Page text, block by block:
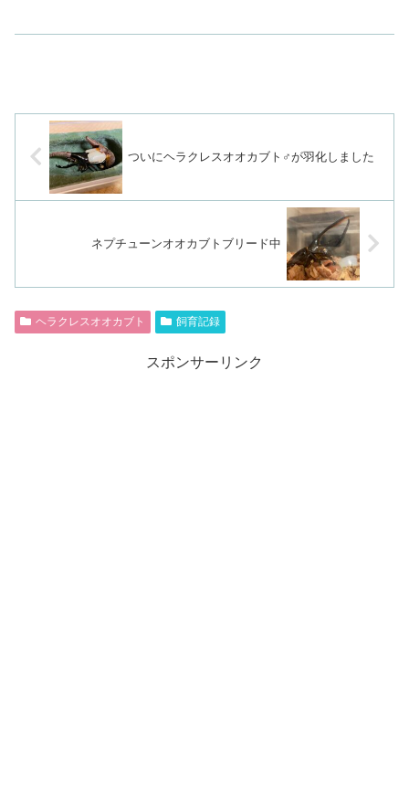
ついにヘラクレスオオカブト♂が羽化しました
ネプチューンオオカブトブリード中
ヘラクレスオオカブト 飼育記録
スポンサーリンク